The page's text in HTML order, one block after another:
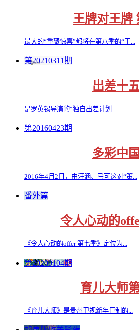
王牌对王牌
最大的“重聚惊喜”都将在第八季的“王...
第20210311期
出差十
是罗英锡导演的“独自出差计划...
第20160423期
多彩中
2016年4月2日，由汪涵、马可这对“策...
番外篇
令人心动的
《令人心动的offer 第七季》定位为...
第20200104期
育儿大师
《育儿大师》是贵州卫视新年巨制的...